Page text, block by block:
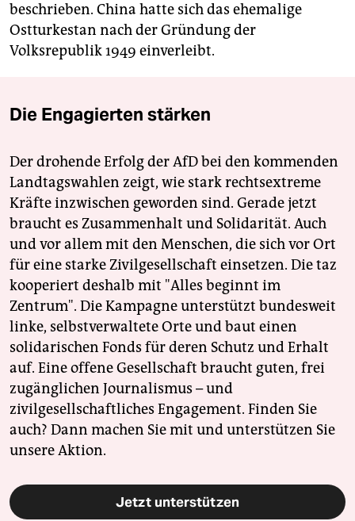
beschrieben. China hatte sich das ehemalige
Ostturkestan nach der Gründung der
Volksrepublik 1949 einverleibt.
Die Engagierten stärken
Der drohende Erfolg der AfD bei den kommenden
Landtagswahlen zeigt, wie stark rechtsextreme
Kräfte inzwischen geworden sind. Gerade jetzt
braucht es Zusammenhalt und Solidarität. Auch
und vor allem mit den Menschen, die sich vor Ort
für eine starke Zivilgesellschaft einsetzen. Die taz
kooperiert deshalb mit "Alles beginnt im
Zentrum". Die Kampagne unterstützt bundesweit
linke, selbstverwaltete Orte und baut einen
solidarischen Fonds für deren Schutz und Erhalt
auf. Eine offene Gesellschaft braucht guten, frei
zugänglichen Journalismus – und
zivilgesellschaftliches Engagement. Finden Sie
auch? Dann machen Sie mit und unterstützen Sie
unsere Aktion.
Jetzt unterstützen